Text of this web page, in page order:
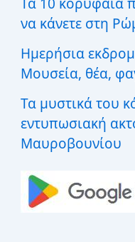
να κάνετε στη
Ημερήσια
Μουσεία, θέα,
Τα μυστικά του
εντυπωσιακή
Μαυροβουνίου